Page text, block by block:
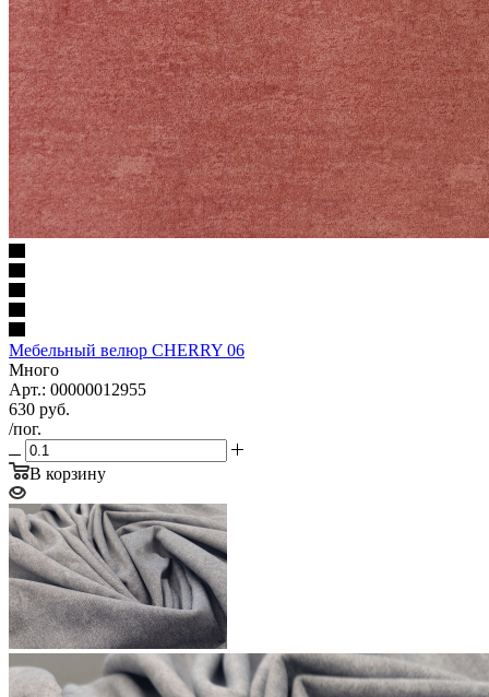
Мебельный велюр CHERRY 06
Много
Арт.: 00000012955
630 руб.
/пог.
В корзину